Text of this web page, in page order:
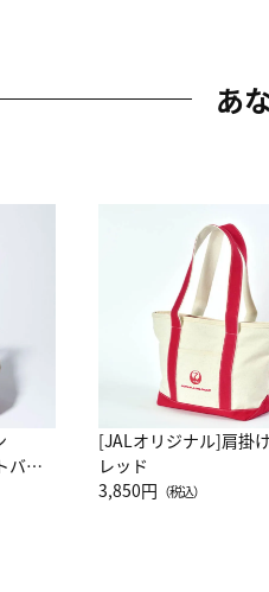
あ
バッ
[JALオリジナル]肩掛
レッド
3,850円 （税込）